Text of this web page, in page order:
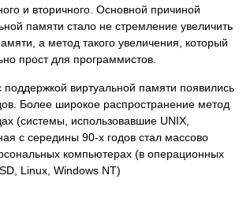
и вторичного. Основной причиной
памяти стало не стремление увеличить
а метод такого увеличения, который
прост для программистов.
виртуальной памяти появились
Более широкое распространение метод
(системы, использовавшие UNIX,
с середины 90-х годов стал массово
компьютерах (в операционных
Linux, Windows NT)